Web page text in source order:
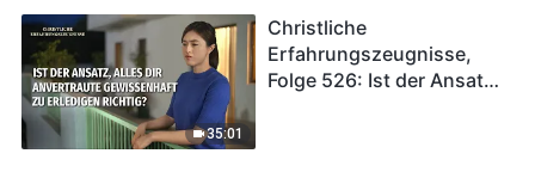
35:01
Christliche
Erfahrungszeugnisse,
Folge 526: Ist der Ansatz,